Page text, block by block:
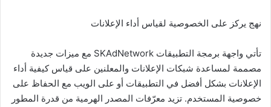
نهج يركز على الخصوصية لقياس أداء الإعلانات
تأتي واجهة برمجة التطبيقات SKAdNetwork مع ميزات جديدة
مصممة لمساعدة شبكات الإعلانات والمعلنين على قياس كيفية أداء
الإعلانات بشكل أفضل في التطبيقات أو على الويب مع الحفاظ على
خصوصية المستخدم. تزيد معرّفات المصدر الهرمية من قدرة المطور